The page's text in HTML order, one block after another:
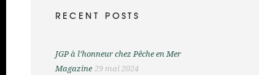
RECENT POSTS
JGP à l’honneur chez Pêche en Mer
Magazine 29 mai 2024